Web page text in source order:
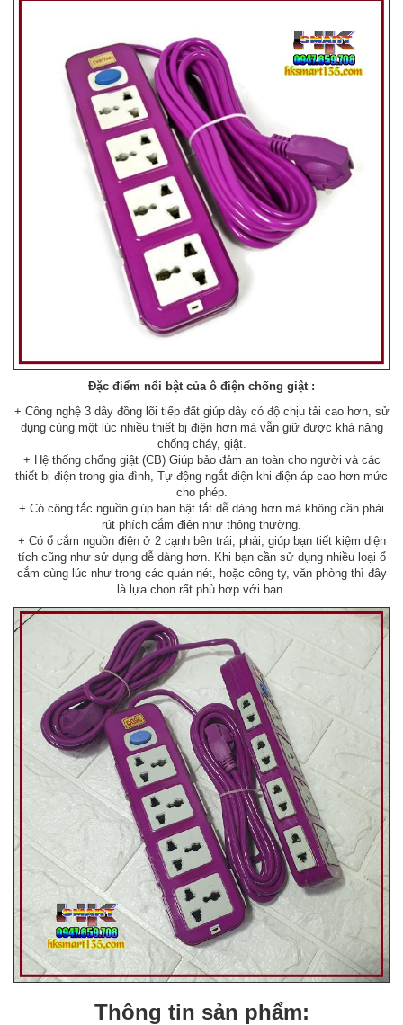
Đặc điểm nổi bật của ô điện chống giật :
+ Công nghệ 3 dây đồng lõi tiếp đất giúp dây có độ chịu tải cao hơn, sử
dụng cùng một lúc nhiều thiết bị điện hơn mà vẫn giữ được khả năng
chống cháy, giật.
+ Hệ thống chống giật (CB) Giúp bảo đảm an toàn cho người và các
thiết bị điện trong gia đình, Tự động ngắt điện khi điện áp cao hơn mức
cho phép.
+ Có công tắc nguồn giúp bạn bật tắt dễ dàng hơn mà không cần phải
rút phích cắm điện như thông thường.
+ Có ổ cắm nguồn điện ở 2 cạnh bên trái, phải, giúp bạn tiết kiệm diện
tích cũng như sử dụng dễ dàng hơn. Khi bạn cần sử dụng nhiều loại ổ
cắm cùng lúc như trong các quán nét, hoặc công ty, văn phòng thì đây
là lựa chọn rất phù hợp với bạn.
Thông tin sản phẩm: